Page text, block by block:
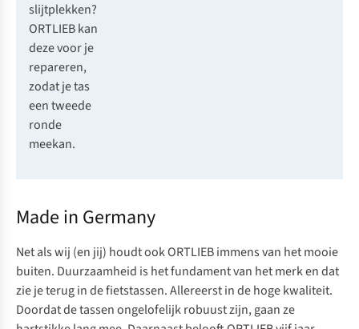
slijtplekken?
ORTLIEB kan
deze voor je
repareren,
zodat je tas
een tweede
ronde
meekan.
Made in Germany
Net als wij (en jij) houdt ook ORTLIEB immens van het mooie
buiten. Duurzaamheid is het fundament van het merk en dat
zie je terug in de fietstassen. Allereerst in de hoge kwaliteit.
Doordat de tassen ongelofelijk robuust zijn, gaan ze